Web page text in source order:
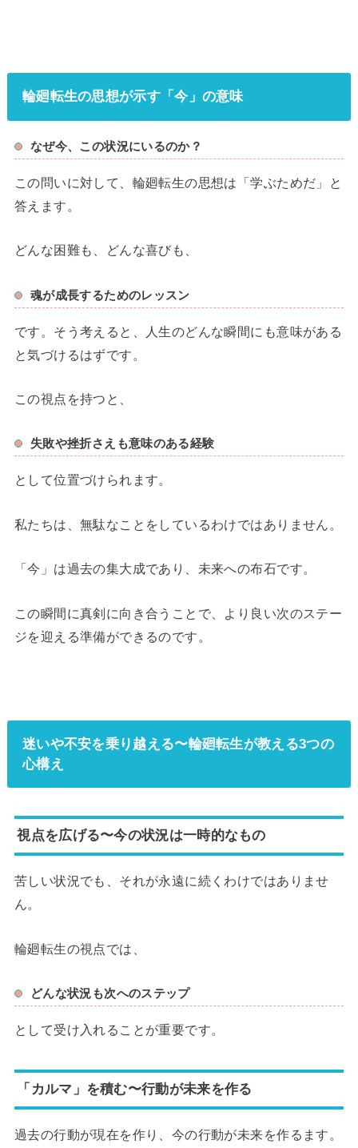
輪廻転生の思想が示す「今」の意味
なぜ今、この状況にいるのか？
この問いに対して、輪廻転生の思想は「学ぶためだ」と
答えます。
どんな困難も、どんな喜びも、
魂が成長するためのレッスン
です。そう考えると、人生のどんな瞬間にも意味がある
と気づけるはずです。
この視点を持つと、
失敗や挫折さえも意味のある経験
として位置づけられます。
私たちは、無駄なことをしているわけではありません。
「今」は過去の集大成であり、未来への布石です。
この瞬間に真剣に向き合うことで、より良い次のステー
ジを迎える準備ができるのです。
迷いや不安を乗り越える〜輪廻転生が教える3つの
心構え
視点を広げる〜今の状況は一時的なもの
苦しい状況でも、それが永遠に続くわけではありませ
ん。
輪廻転生の視点では、
どんな状況も次へのステップ
として受け入れることが重要です。
「カルマ」を積む〜行動が未来を作る
過去の行動が現在を作り、今の行動が未来を作るます。